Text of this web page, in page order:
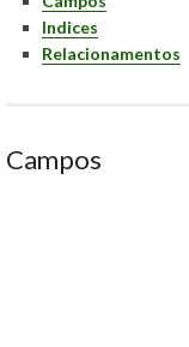
Indices
Relacionamentos
Campos